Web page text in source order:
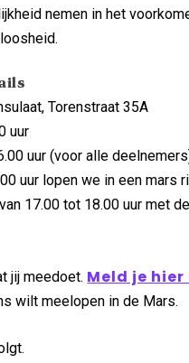
nemen in het
Torenstraat 35A
uur
uur (voor alle
uur lopen we in een mars
17.00 tot 18.00 uur met
jij meedoet. Meld je
wilt meelopen in de Mars.